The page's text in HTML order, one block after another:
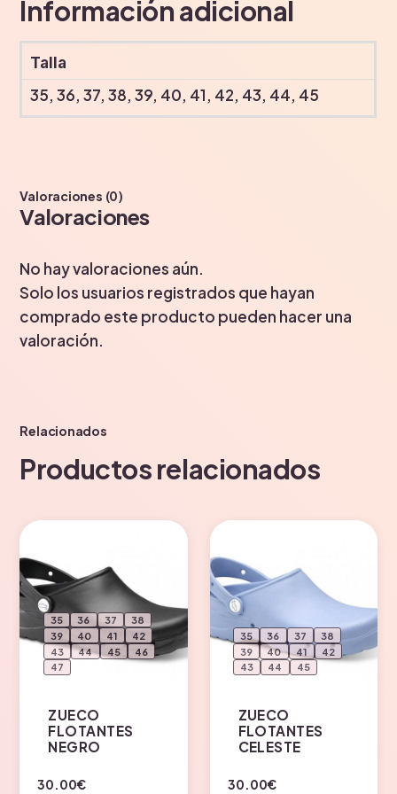
Información adicional
Talla
35, 36, 37, 38, 39, 40, 41, 42, 43, 44, 45
Valoraciones (0)
Valoraciones
No hay valoraciones aún.
Solo los usuarios registrados que hayan
comprado este producto pueden hacer una
valoración.
Relacionados
Productos relacionados
35 36 37
38
39
40 41
42
43
44 45
46
47
ZUECO
FLOTANTES
NEGRO
30.00€
Este
35 36 37
38
39
40 41
42
43
44 45
ZUECO
FLOTANTES
CELESTE
30.00€
Este